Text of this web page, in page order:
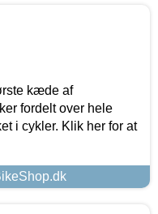
kæde af
fordelt over hele
i cykler. Klik her for at